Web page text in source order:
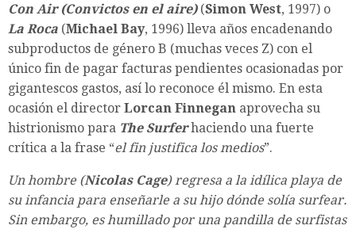
Con Air (Convictos en el aire) (Simon West, 1997) o
La Roca (Michael Bay, 1996) lleva años encadenando
subproductos de género B (muchas veces Z) con el
único fin de pagar facturas pendientes ocasionadas por
gigantescos gastos, así lo reconoce él mismo. En esta
ocasión el director Lorcan Finnegan aprovecha su
histrionismo para The Surferhaciendo una fuerte
crítica a la frase “el fin justifica los medios”.
Un hombre (Nicolas Cage) regresa a la idílica playa de
su infancia para enseñarle a su hijo dónde solía surfear.
Sin embargo, es humillado por una pandilla de surfistas